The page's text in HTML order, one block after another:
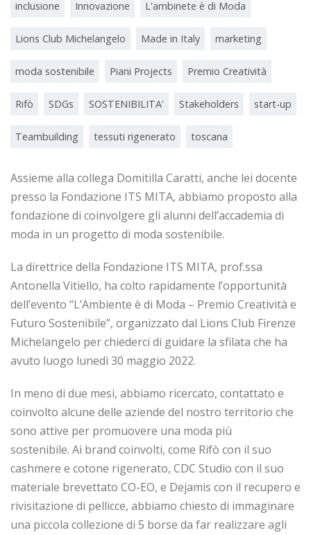
inclusione Innovazione L'ambinete è di Moda
Lions Club Michelangelo Made in Italy marketing
moda sostenibile Piani Projects Premio Creatività
Rifò SDGs SOSTENIBILITA' Stakeholders start-up
Teambuilding tessuti rigenerato toscana
Assieme alla collega Domitilla Caratti, anche lei docente
presso la Fondazione ITS MITA, abbiamo proposto alla
fondazione di coinvolgere gli alunni dell’accademia di
moda in un progetto di moda sostenibile.
La direttrice della Fondazione ITS MITA, prof.ssa
Antonella Vitiello, ha colto rapidamente l’opportunità
dell’evento “L’Ambiente è di Moda – Premio Creatività e
Futuro Sostenibile”, organizzato dal Lions Club Firenze
Michelangelo per chiederci di guidare la sfilata che ha
avuto luogo lunedì 30 maggio 2022.
In meno di due mesi, abbiamo ricercato, contattato e
coinvolto alcune delle aziende del nostro territorio che
sono attive per promuovere una moda più
sostenibile. Ai brand coinvolti, come Rifò con il suo
cashmere e cotone rigenerato, CDC Studio con il suo
materiale brevettato CO-EO, e Dejamis con il recupero e
rivisitazione di pellicce, abbiamo chiesto di immaginare
una piccola collezione di 5 borse da far realizzare agli